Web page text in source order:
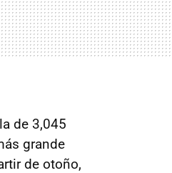
de 3,045
grande
de otoño,